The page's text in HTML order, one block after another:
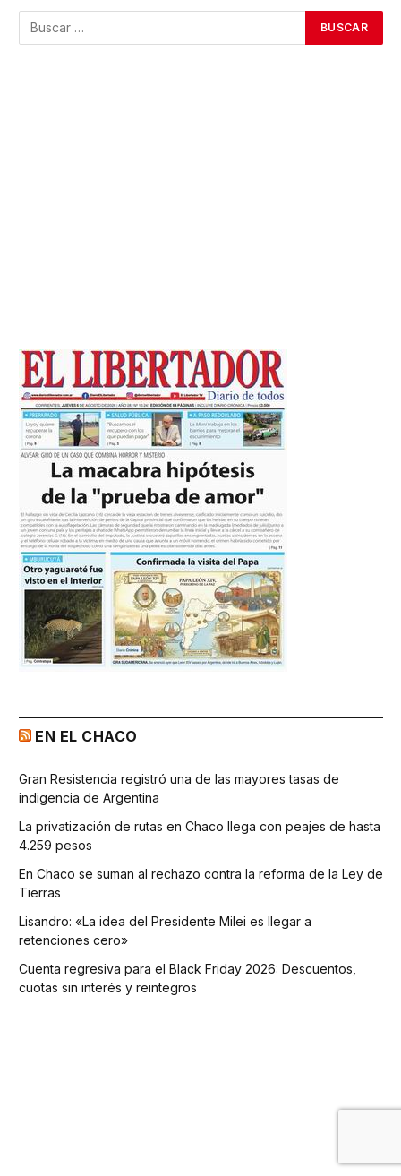
EN EL CHACO
Gran Resistencia registró una de las mayores tasas de
indigencia de Argentina
La privatización de rutas en Chaco llega con peajes de hasta
4.259 pesos
En Chaco se suman al rechazo contra la reforma de la Ley de
Tierras
Lisandro: «La idea del Presidente Milei es llegar a
retenciones cero»
Cuenta regresiva para el Black Friday 2026: Descuentos,
cuotas sin interés y reintegros